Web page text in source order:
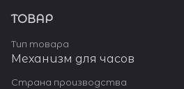
ТОВАР
Тип товара
Механизм для часов
Страна производства